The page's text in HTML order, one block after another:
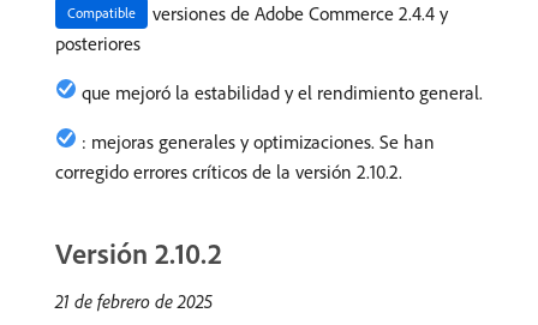
Compatible
versiones de Adobe Commerce 2.4.4 y
posteriores
que mejoró la estabilidad y el rendimiento general.
: mejoras generales y optimizaciones. Se han
corregido errores críticos de la versión 2.10.2.
Versión 2.10.2
21 de febrero de 2025